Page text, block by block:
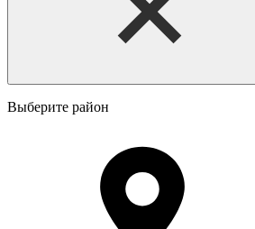
Выберите район